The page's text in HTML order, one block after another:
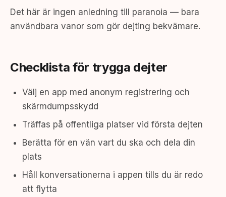
Det här är ingen anledning till paranoia — bara
användbara vanor som gör dejting bekvämare.
Checklista för trygga dejter
Välj en app med anonym registrering och
skärmdumpsskydd
Träffas på offentliga platser vid första dejten
Berätta för en vän vart du ska och dela din
plats
Håll konversationerna i appen tills du är redo
att flytta